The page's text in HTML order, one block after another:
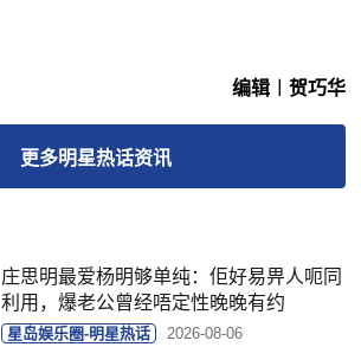
编辑︱贺巧华
更多明星热话资讯
庄思明最爱杨明够单纯：佢好易畀人呃同
利用，爆老公曾经唔定性晚晚有约
星岛娱乐圈-明星热话 2026-08-06